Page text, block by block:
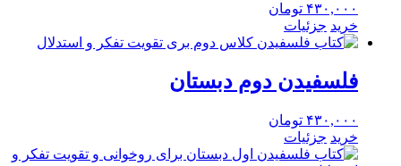
۴۳۰,۰۰۰ تومان
خرید جزئیات
فلسفیدن دوم دبستان
۴۳۰,۰۰۰ تومان
خرید جزئیات